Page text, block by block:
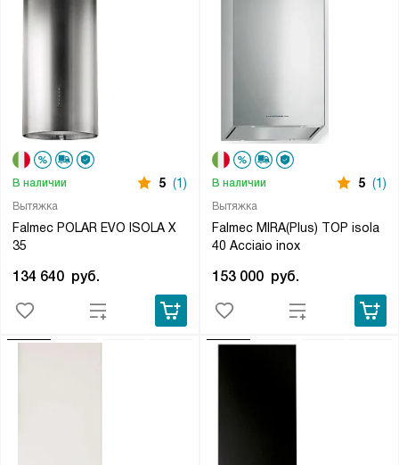
Вытяжка
Falmec POLAR EVO ISOLA X
35
В наличии 5 (1)
134 640 руб.
Вытяжка
Falmec MIRA(Plus) TOP isola
40 Acciaio inox
В наличии 5 (1)
153 000 руб.